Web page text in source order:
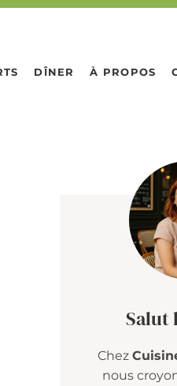
DÎNER À PROPOS
Salut
Chez
nous